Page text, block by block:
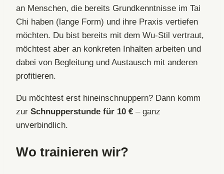
an Menschen, die bereits Grundkenntnisse im Tai
Chi haben (lange Form) und ihre Praxis vertiefen
möchten. Du bist bereits mit dem Wu-Stil vertraut,
möchtest aber an konkreten Inhalten arbeiten und
dabei von Begleitung und Austausch mit anderen
profitieren.
Du möchtest erst hineinschnuppern? Dann komm
zur Schnupperstunde für 10 € – ganz
unverbindlich.
Wo trainieren wir?